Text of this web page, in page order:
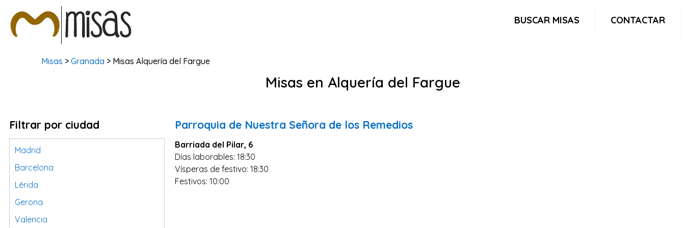
BUSCAR MISAS CONTACTAR
Misas >Granada > Misas Alquería del Fargue
Misas en Alquería del Fargue
Filtrar por ciudad
Madrid
Barcelona
Lérida
Gerona
Valencia
Parroquia de Nuestra Señora de los Remedios
Barriada del Pilar, 6
Días laborables: 18:30
Vísperas de festivo: 18:30
Festivos: 10:00